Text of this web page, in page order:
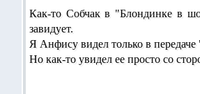
Как-то Собчак в "Блондинке в
завидует.
Я Анфису видел только в
Но как-то увидел ее просто со